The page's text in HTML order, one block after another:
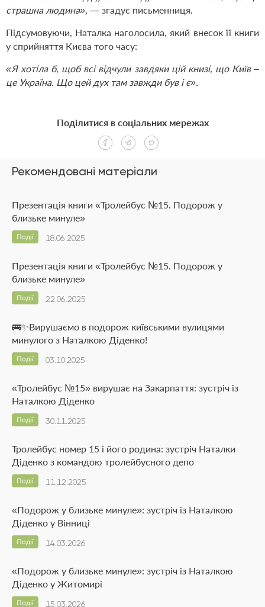
страшна людина», — згадує письменниця.
Підсумовуючи, Наталка наголосила, який внесок її книги
у сприйняття Києва того часу:
«Я хотіла б, щоб всі відчули завдяки цій книзі, що Київ –
це Україна. Що цей дух там завжди був і є».
Рекомендовані матеріали
Презентація книги «Тролейбус №15. Подорож у
близьке минуле»
18.06.2025
Події
Презентація книги «Тролейбус №15. Подорож у
близьке минуле»
22.06.2025
Події
🚌✨Вирушаємо в подорож київськими вулицями
минулого з Наталкою Діденко!
03.10.2025
Події
«Тролейбус №15» вирушає на Закарпаття: зустріч із
Наталкою Діденко
30.11.2025
Події
Тролейбус номер 15 і його родина: зустріч Наталки
Діденко з командою тролейбусного депо
11.12.2025
Події
«Подорож у близьке минуле»: зустріч із Наталкою
Діденко у Вінниці
14.03.2026
Події
«Подорож у близьке минуле»: зустріч із Наталкою
Діденко у Житомирі
15.03.2026
Події
Поділитися в соціальних мережах